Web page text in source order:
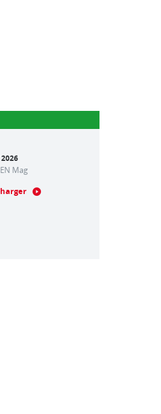
2026
Mag